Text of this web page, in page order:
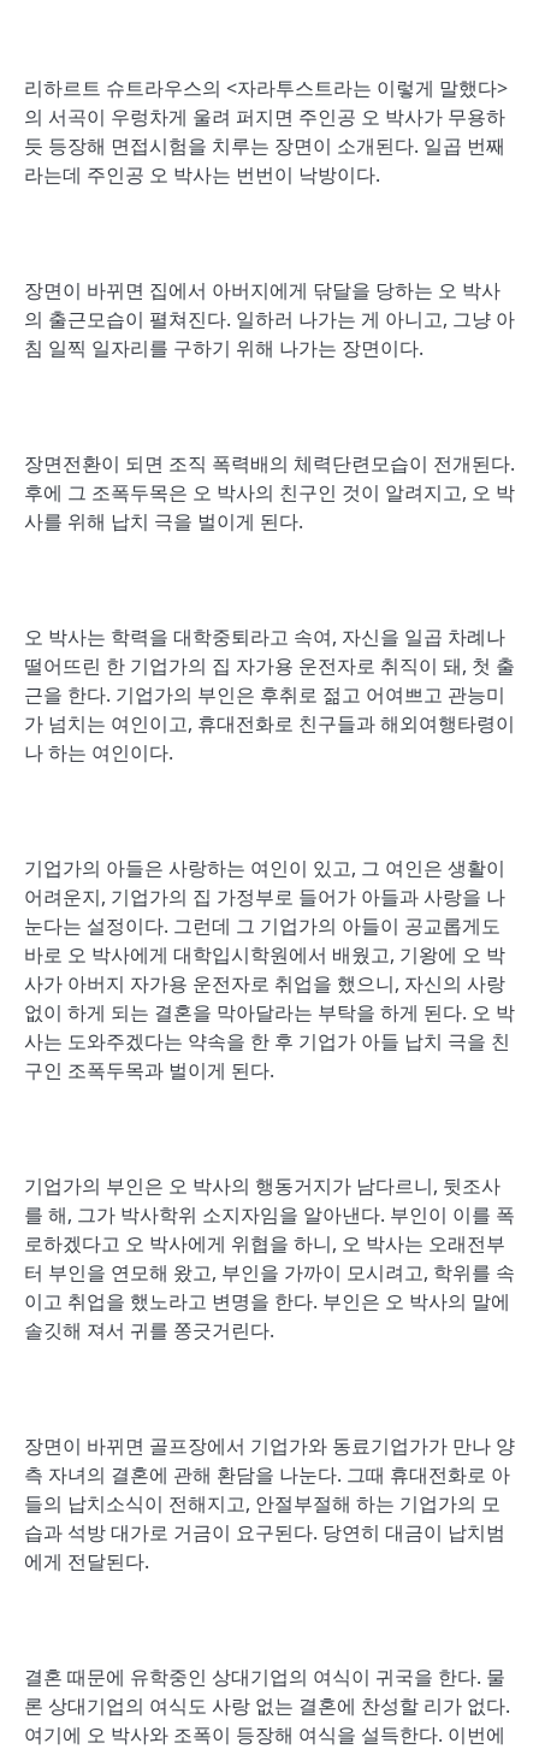
리하르트 슈트라우스의 <자라투스트라는 이렇게 말했다>
의 서곡이 우렁차게 울려 퍼지면 주인공 오 박사가 무용하
듯 등장해 면접시험을 치루는 장면이 소개된다. 일곱 번째
라는데 주인공 오 박사는 번번이 낙방이다.
장면이 바뀌면 집에서 아버지에게 닦달을 당하는 오 박사
의 출근모습이 펼쳐진다. 일하러 나가는 게 아니고, 그냥 아
침 일찍 일자리를 구하기 위해 나가는 장면이다.
장면전환이 되면 조직 폭력배의 체력단련모습이 전개된다.
후에 그 조폭두목은 오 박사의 친구인 것이 알려지고, 오 박
사를 위해 납치 극을 벌이게 된다.
오 박사는 학력을 대학중퇴라고 속여, 자신을 일곱 차례나
떨어뜨린 한 기업가의 집 자가용 운전자로 취직이 돼, 첫 출
근을 한다. 기업가의 부인은 후취로 젊고 어여쁘고 관능미
가 넘치는 여인이고, 휴대전화로 친구들과 해외여행타령이
나 하는 여인이다.
기업가의 아들은 사랑하는 여인이 있고, 그 여인은 생활이
어려운지, 기업가의 집 가정부로 들어가 아들과 사랑을 나
눈다는 설정이다. 그런데 그 기업가의 아들이 공교롭게도
바로 오 박사에게 대학입시학원에서 배웠고, 기왕에 오 박
사가 아버지 자가용 운전자로 취업을 했으니, 자신의 사랑
없이 하게 되는 결혼을 막아달라는 부탁을 하게 된다. 오 박
사는 도와주겠다는 약속을 한 후 기업가 아들 납치 극을 친
구인 조폭두목과 벌이게 된다.
기업가의 부인은 오 박사의 행동거지가 남다르니, 뒷조사
를 해, 그가 박사학위 소지자임을 알아낸다. 부인이 이를 폭
로하겠다고 오 박사에게 위협을 하니, 오 박사는 오래전부
터 부인을 연모해 왔고, 부인을 가까이 모시려고, 학위를 속
이고 취업을 했노라고 변명을 한다. 부인은 오 박사의 말에
솔깃해 져서 귀를 쫑긋거린다.
장면이 바뀌면 골프장에서 기업가와 동료기업가가 만나 양
측 자녀의 결혼에 관해 환담을 나눈다. 그때 휴대전화로 아
들의 납치소식이 전해지고, 안절부절해 하는 기업가의 모
습과 석방 대가로 거금이 요구된다. 당연히 대금이 납치범
에게 전달된다.
결혼 때문에 유학중인 상대기업의 여식이 귀국을 한다. 물
론 상대기업의 여식도 사랑 없는 결혼에 찬성할 리가 없다.
여기에 오 박사와 조폭이 등장해 여식을 설득한다. 이번에